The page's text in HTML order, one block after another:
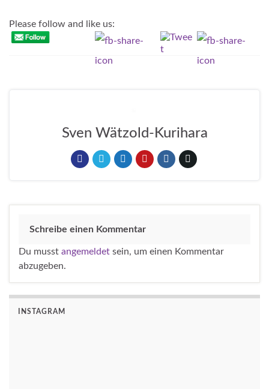
Please follow and like us:
Sven Wätzold-Kurihara
Schreibe einen Kommentar
Du musst angemeldet sein, um einen Kommentar
abzugeben.
INSTAGRAM